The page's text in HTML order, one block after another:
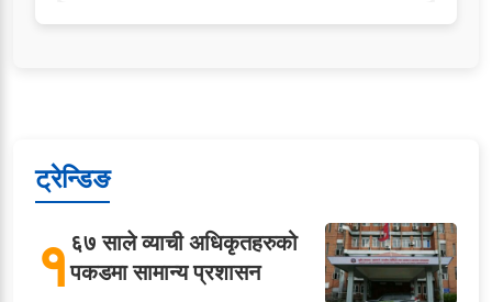
ट्रेन्डिङ
१६७ साले व्याची अधिकृतहरुको
पकडमा सामान्य प्रशासन